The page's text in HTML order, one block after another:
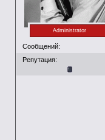
Administrator
Сообщений:
Репутация: